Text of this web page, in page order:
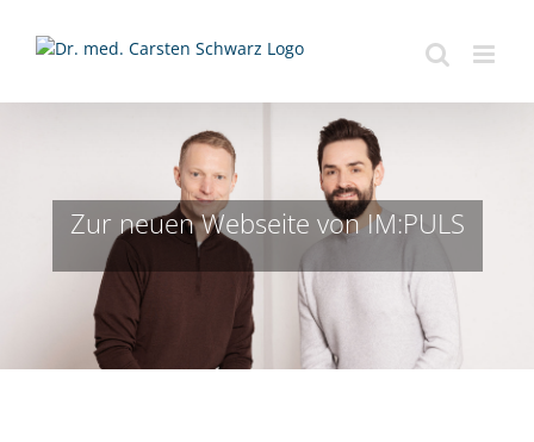
Inhalt
Zur neuen Webseite von IM:PULS